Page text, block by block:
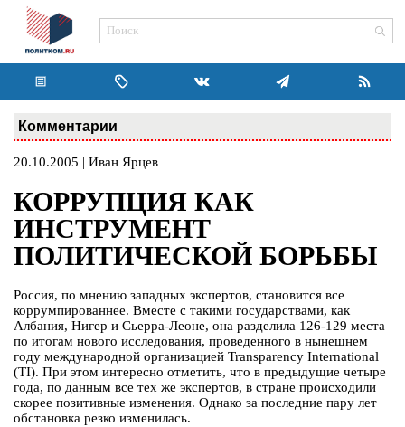
Комментарии
20.10.2005 | Иван Ярцев
КОРРУПЦИЯ КАК
ИНСТРУМЕНТ
ПОЛИТИЧЕСКОЙ БОРЬБЫ
Россия, по мнению западных экспертов, становится все
коррумпированнее. Вместе с такими государствами, как
Албания, Нигер и Сьерра-Леоне, она разделила 126-129 места
по итогам нового исследования, проведенного в нынешнем
году международной организацией Transparency International
(TI). При этом интересно отметить, что в предыдущие четыре
года, по данным все тех же экспертов, в стране происходили
скорее позитивные изменения. Однако за последние пару лет
обстановка резко изменилась.